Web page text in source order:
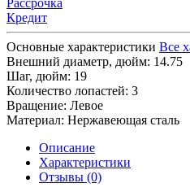
Кредит
Основные характеристики Все
Внешний диаметр, дюйм: 14.75
Шаг, дюйм: 19
Количество лопастей: 3
Вращение: Левое
Материал: Нержавеющая сталь
Описание
Характеристики
Отзывы (0)